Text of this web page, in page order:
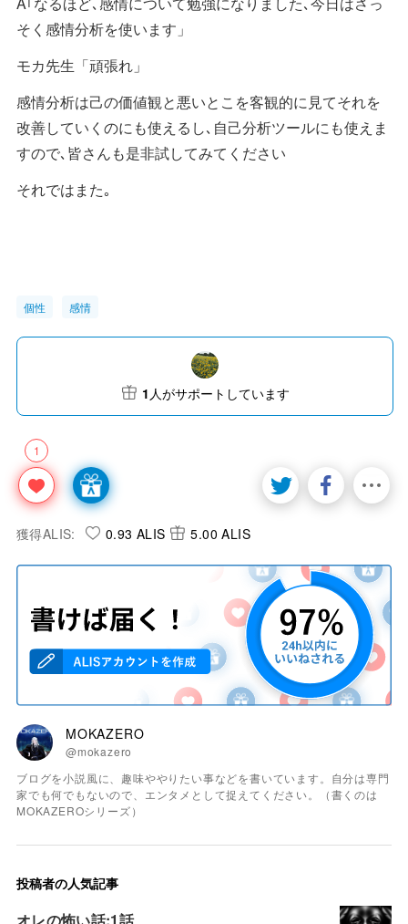
そく感情分析を使います」
モカ先生「頑張れ」
感情分析は己の価値観と悪いとこを客観的に見てそれを
改善していくのにも使えるし､自己分析ツールにも使えま
すので､皆さんも是非試してみてください
それではまた｡
個性 感情
1
1 人がサポートしています
獲得ALIS: 0.93 ALIS 5.00 ALIS
MOKAZERO
@mokazero
ブログを小説風に、趣味ややりたい事などを書いています。自分は専門
家でも何でもないので、エンタメとして捉えてください。（書くのは
MOKAZEROシリーズ）
投稿者の人気記事
オレの怖い話:1話